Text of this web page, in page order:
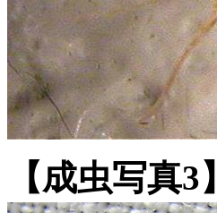
【成虫写真3】